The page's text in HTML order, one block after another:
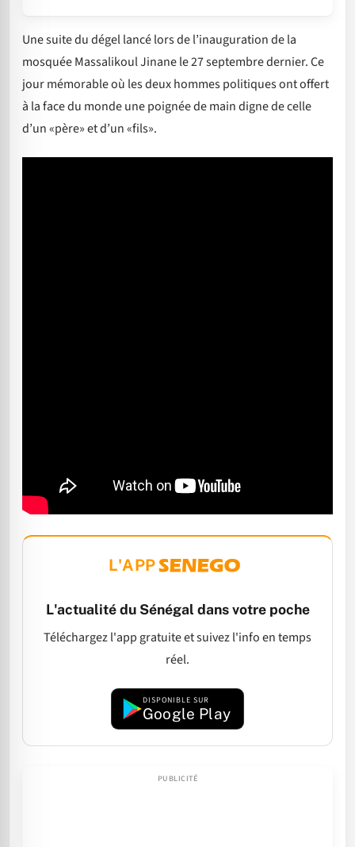
Une suite du dégel lancé lors de l’inauguration de la
mosquée Massalikoul Jinane le 27 septembre dernier. Ce
jour mémorable où les deux hommes politiques ont offert
à la face du monde une poignée de main digne de celle
d’un «père» et d’un «fils».
L'APP
L'actualité du Sénégal dans votre poche
Téléchargez l'app gratuite et suivez l'info en temps
réel.
DISPONIBLE SUR
Google Play